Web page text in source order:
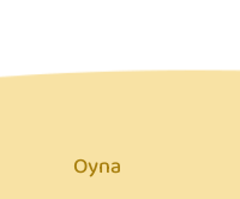
Oyna